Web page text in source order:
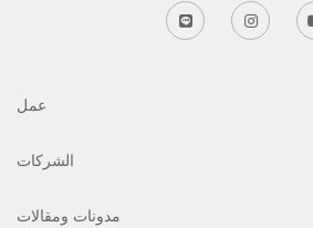
عمل
الشركات
مدونات ومقالات